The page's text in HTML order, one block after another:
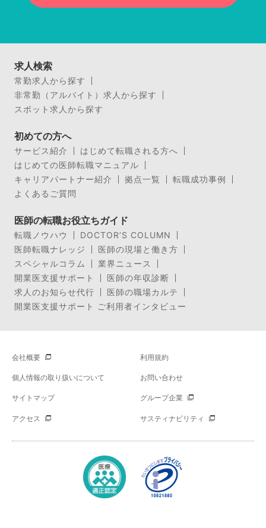
求人検索
常勤求人から探す
非常勤（アルバイト）求人から探す
スポット求人から探す
初めての方へ
サービス紹介
はじめて転職される方へ
はじめての医師転職マニュアル
キャリアパートナー紹介
拠点一覧
転職成功事例
よくあるご質問
医師の転職お役立ちガイド
転職ノウハウ
DOCTOR’S COLUMN
医師転職ナレッジ
医師の現場と働き方
スペシャルコラム
業界ニュース
開業医支援サポート
医師の年収診断
求人のお知らせ代行
医師の職場カルテ
開業医支援サポート ご利用者インタビュー
会社概要 利用規約
個人情報の取り扱いについて お問い合わせ
サイトマップ グループ企業
アクセス サスティナビリティ